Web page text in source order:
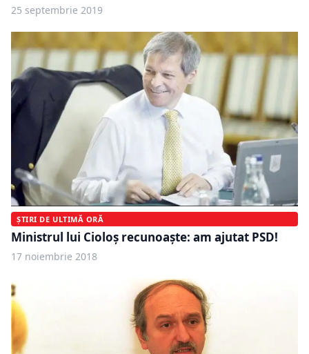
25 septembrie 2019
ȘTIRI DE ULTIMĂ ORĂ
Ministrul lui Cioloș recunoaște: am ajutat PSD!
17 noiembrie 2018